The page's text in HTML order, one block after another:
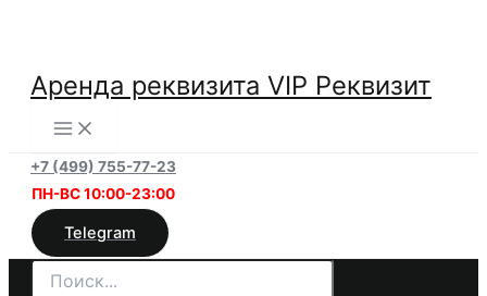
содержимому
Аренда реквизита VIP Реквизит
+7 (499) 755-77-23
ПН-ВС 10:00-23:00
Telegram
Поиск
товаров